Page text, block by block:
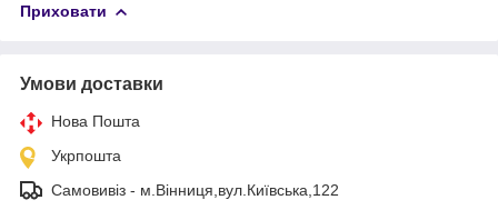
Приховати
Умови доставки
Нова Пошта
Укрпошта
Самовивіз - м.Вінниця,вул.Київська,122